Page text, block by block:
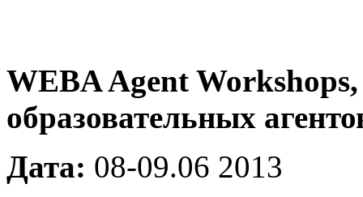
WEBA Agent
образовательных
Дата: 08-09.06 2013